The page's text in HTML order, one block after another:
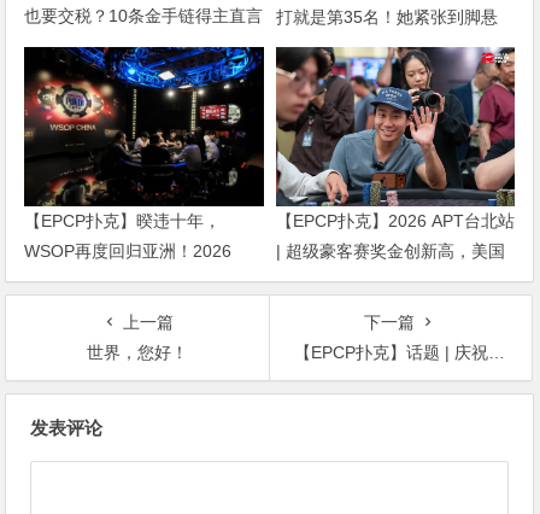
也要交税？10条金手链得主直言
“扛不住”，主动砍掉四分之三比
赛
打就是第35名！她紧张到脚悬
空，但全世界以为她很淡定
【EPCP扑克】暌违十年，
WSOP再度回归亚洲！2026
APL济州站6月19-28日盛大登
【EPCP扑克】2026 APT台北站
| 超级豪客赛奖金创新高，美国
选手Ethan “Rampage” Yau领跑
上一篇
世界，您好！
下一篇
【EPCP扑克】话题 | 庆祝成立两周年，Hustler Casino Live将举办一场特别的全明星赛
发表评论